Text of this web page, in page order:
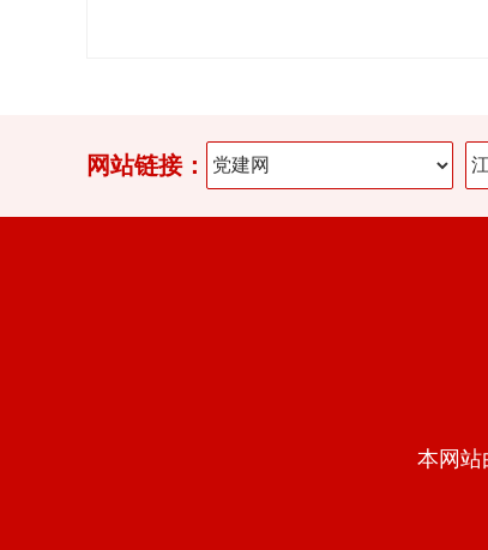
网站链接：
本网站